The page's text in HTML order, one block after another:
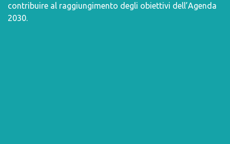
contribuire al raggiungimento degli obiettivi dell’Agenda
2030.